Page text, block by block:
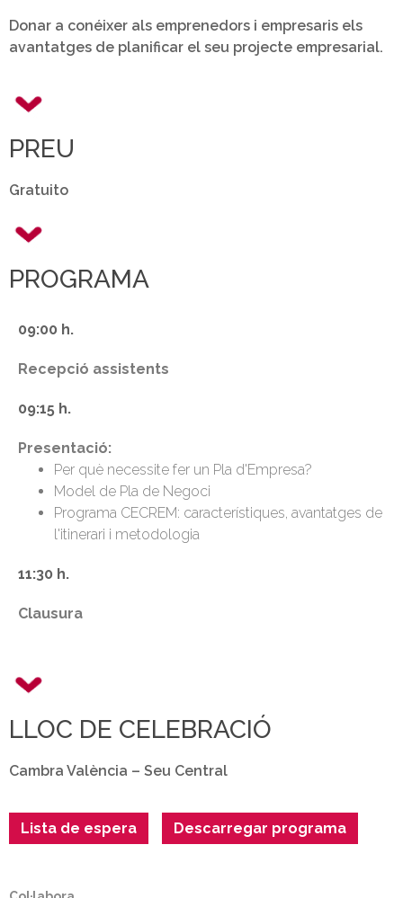
Donar a conéixer als emprenedors i empresaris els
avantatges de planificar el seu projecte empresarial.
PREU
Gratuito
PROGRAMA
09:00 h.
Recepció assistents
09:15 h.
Presentació:
Per què necessite fer un Pla d'Empresa?
Model de Pla de Negoci
Programa CECREM: característiques, avantatges de
l'itinerari i metodologia
11:30 h.
Clausura
LLOC DE CELEBRACIÓ
Cambra València – Seu Central
Lista de espera Descarregar programa